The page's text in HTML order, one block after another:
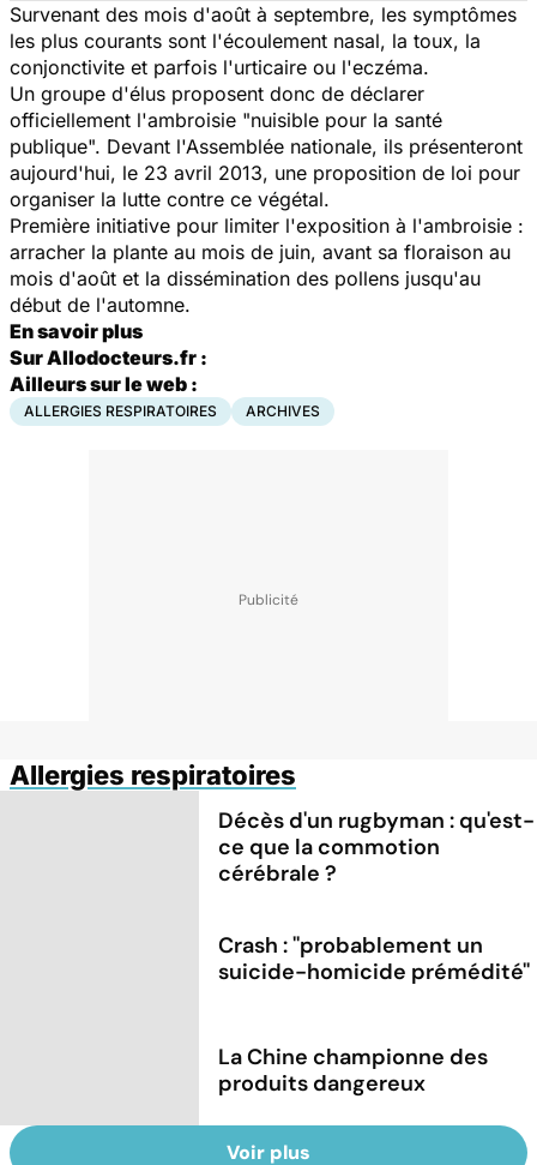
Survenant des mois d'août à septembre, les symptômes
les plus courants sont l'écoulement nasal, la toux, la
conjonctivite et parfois l'urticaire ou l'eczéma.
Un groupe d'élus proposent donc de déclarer
officiellement l'ambroisie "nuisible pour la santé
publique". Devant l'Assemblée nationale, ils présenteront
aujourd'hui, le 23 avril 2013, une proposition de loi pour
organiser la lutte contre ce végétal.
Première initiative pour limiter l'exposition à l'ambroisie :
arracher la plante au mois de juin, avant sa floraison au
mois d'août et la dissémination des pollens jusqu'au
début de l'automne.
En savoir plus
Sur Allodocteurs.fr :
Ailleurs sur le web :
ALLERGIES RESPIRATOIRES ARCHIVES
Allergies respiratoires
Décès d'un rugbyman : qu'est-
ce que la commotion
cérébrale ?
Crash : ''probablement un
suicide-homicide prémédité''
La Chine championne des
produits dangereux
Voir plus